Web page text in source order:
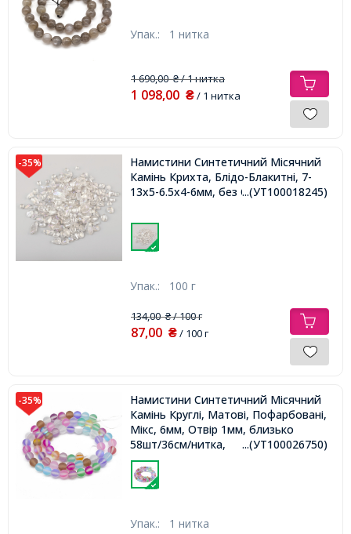
Упак.: 1 нитка
1 690,00₴/ 1 нитка
1 098,00 ₴/ 1 нитка
-35%
Намистини Синтетичний Місячний
Камінь Крихта, Блідо-Блакитні, 7-
13x5-6.5x4-6мм, без Отвору,...(УТ100018245)
Упак.: 100 г
134,00₴/ 100 г
87,00 ₴/ 100 г
-35%
Намистини Синтетичний Місячний
Камінь Круглі, Матові, Пофарбовані,
Мікс, 6мм, Отвір 1мм, близько
58шт/36см/нитка,
...(УТ100026750)
Упак.: 1 нитка